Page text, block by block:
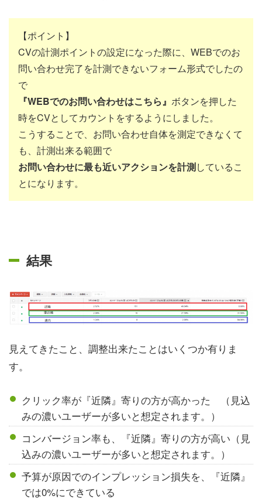
【ポイント】
CVの計測ポイントの設定になった際に、WEBでのお
問い合わせ完了を計測できないフォーム形式でしたの
で
『WEBでのお問い合わせはこちら』 ボタンを押した
時をCVとしてカウントをするようにしました。
こうすることで、お問い合わせ自体を測定できなくて
も、計測出来る範囲で
お問い合わせに最も近いアクションを計測しているこ
とになります。
結果
見えてきたこと、調整出来たことはいくつか有りま
す。
クリック率が『近隣』寄りの方が高かった （見込
みの濃いユーザーが多いと想定されます。）
コンバージョン率も、『近隣』寄りの方が高い（見
込みの濃いユーザーが多いと想定されます。）
予算が原因でのインプレッション損失を、『近隣』
では0%にできている